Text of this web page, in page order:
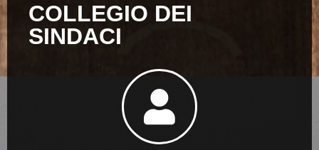
COLLEGIO DEI
SINDACI